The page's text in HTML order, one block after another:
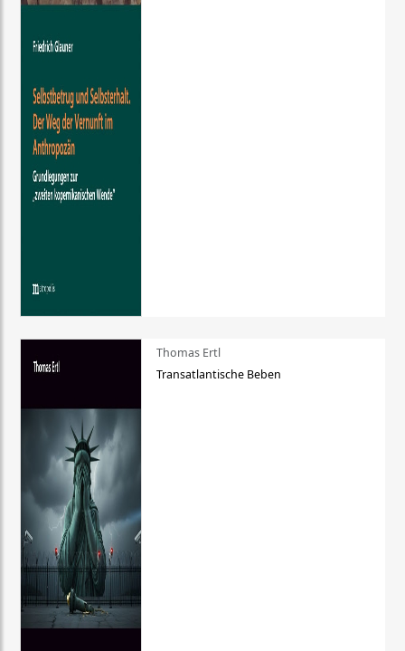
Thomas Ertl
Transatlantische Beben